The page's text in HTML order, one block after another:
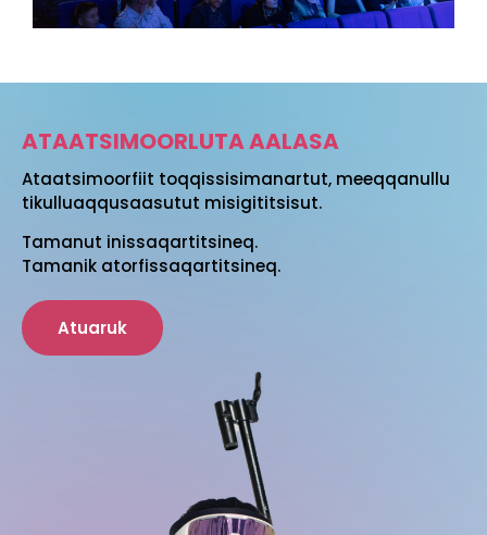
ATAATSIMOORLUTA AALASA
Ataatsimoorfiit toqqissisimanartut, meeqqanullu
tikulluaqqusaasutut misigititsisut.
Tamanut inissaqartitsineq.
Tamanik atorfissaqartitsineq.
Atuaruk